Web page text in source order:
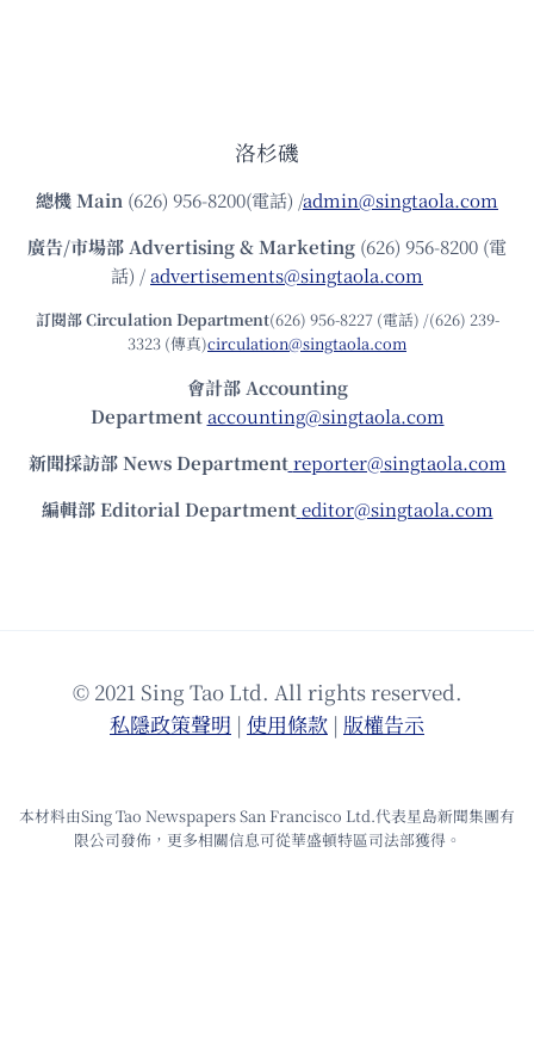
洛杉磯
總機Main (626) 956-8200(電話) /admin@singtaola.com
廣告/市場部Advertising & Marketing (626) 956-8200 (電
話) /advertisements@singtaola.com
訂閱部 Circulation Department(626) 956-8227 (電話) /(626) 239-
3323 (傳真)circulation@singtaola.com
會計部 Accounting
Department accounting@singtaola.com
新聞採訪部 News Department reporter@singtaola.com
編輯部 Editorial Department editor@singtaola.com
© 2021 Sing Tao Ltd. All rights reserved.
私隱政策聲明 | 使⽤條款 | 版權告⽰
本材料由Sing Tao Newspapers San Francisco Ltd.代表星島新聞集團有
限公司發佈，更多相關信息可從華盛頓特區司法部獲得。